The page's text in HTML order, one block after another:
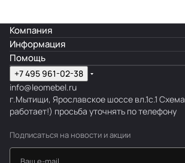
Компания
Информация
Помощь
+7 495 961-02-38
info@leomebel.ru
г.Мытищи, Ярославское шоссе вл.1с.1 Схема
работает!) просьба уточнять по телефону
Подписаться на новости и акции